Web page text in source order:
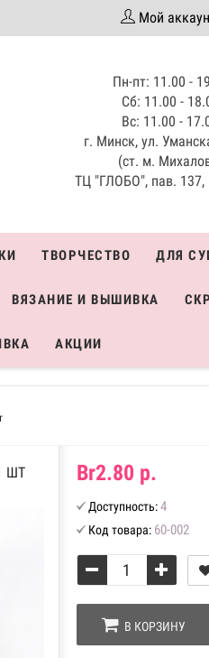
Мой
Пн-пт: 11.00 -
Сб: 11.00 -
Вс: 11.00 -
г. Минск, ул.
(ст. м.
ТЦ "ГЛОБО", пав. 137,
ТВОРЧЕСТВО ДЛЯ
ВЯЗАНИЕ И ВЫШИВКА
АКЦИИ
ШТ Br2.80 р.
Доступность:4
Код товара: 60-002
В КОРЗИНУ